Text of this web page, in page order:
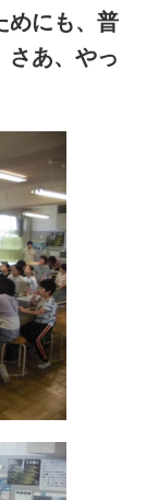
めにも、普
さあ、やっ